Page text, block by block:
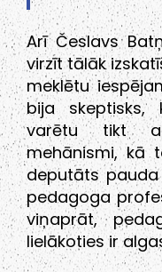
Arī Česlavs
virzīt tālāk
meklētu
bija skeptisks,
varētu tikt
mehānismi, kā
deputāts
pedagoga
viņaprāt,
lielākoties ir